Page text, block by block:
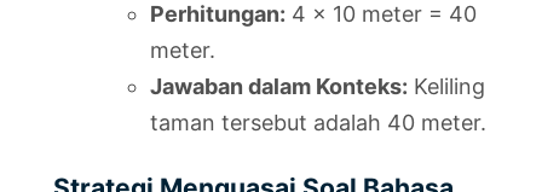
Perhitungan: 4 × 10 meter = 40
meter.
Jawaban dalam Konteks: Keliling
taman tersebut adalah 40 meter.